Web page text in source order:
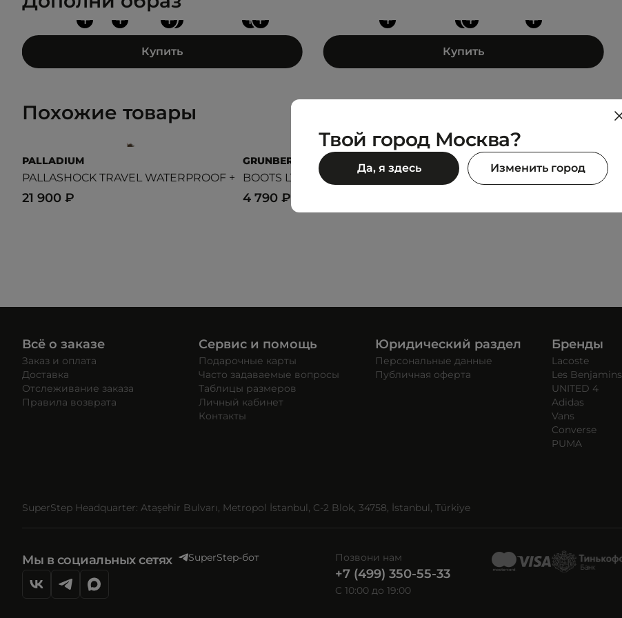
+
+
+ + + +
Купить
+
+ + +
Купить
Похожие товары
PALLADIUM
PALLASHOCK TRAVEL WATERPROOF +
21 900 ₽
GRUNBERG
BOOTS LTH HIGH
4 790 ₽
JEEP
Powell Will Fur
Всё о заказе
Заказ и оплата
Доставка
Отслеживание заказа
Правила возврата
Сервис и помощь
Подарочные карты
Часто задаваемые вопросы
Таблицы размеров
Личный кабинет
Контакты
Юридический раздел
Персональные данные
Публичная оферта
Бренды
Lacoste
Les Benjamins
UNITED 4
Adidas
Vans
Converse
PUMA
SuperStep Headquarter: Ataşehir Bulvarı, Metropol İstanbul, C-2 Blok, 34758, İstanbul, Türkiye
Мы в социальных сетях SuperStep-бот Позвони нам
+7 (499) 350-55-33
C 10:00 до 19:00
Твой город Москва?
Да, я здесь Изменить город